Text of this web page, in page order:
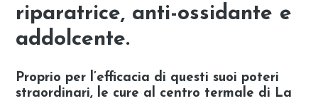
riparatrice, anti-ossidante e
addolcente.
Proprio per l’efficacia di questi suoi poteri
straordinari, le cure al centro termale di La